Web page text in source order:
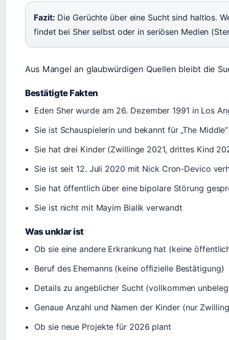
Fazit: Die Gerüchte über eine Sucht sind haltlos.
findet bei Sher selbst oder in seriösen Medien
Aus Mangel an glaubwürdigen Quellen bleibt die
Bestätigte Fakten
Eden Sher wurde am 26. Dezember 1991 in Los
Sie ist Schauspielerin und bekannt für „The
Sie hat drei Kinder (Zwillinge 2021, drittes Kind
Sie ist seit 12. Juli 2020 mit Nick Cron-Devico
Sie hat öffentlich über eine bipolare Störung
Sie ist nicht mit Mayim Bialik verwandt
Was unklar ist
Ob sie eine andere Erkrankung hat (keine
Beruf des Ehemanns (keine offizielle Bestätigung)
Details zu angeblicher Sucht (vollkommen
Genaue Anzahl und Namen der Kinder (nur
Ob sie neue Projekte für 2026 plant